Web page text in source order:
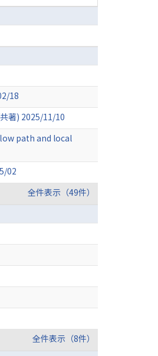
18
著) 2025/11/10
path and local
02
全件表示（49件）
全件表示（8件）